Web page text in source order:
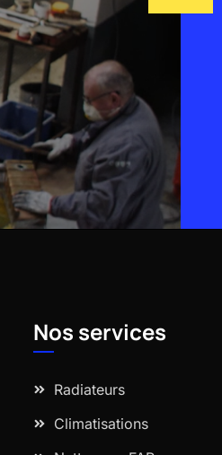
Nos services
Radiateurs
Climatisations